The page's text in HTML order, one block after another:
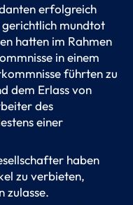
erfolgreich
gerichtlich mundtot
hatten im Rahmen
in einem
führten zu
dem Erlass von
des
einer
haben
zu verbieten,
zulasse.